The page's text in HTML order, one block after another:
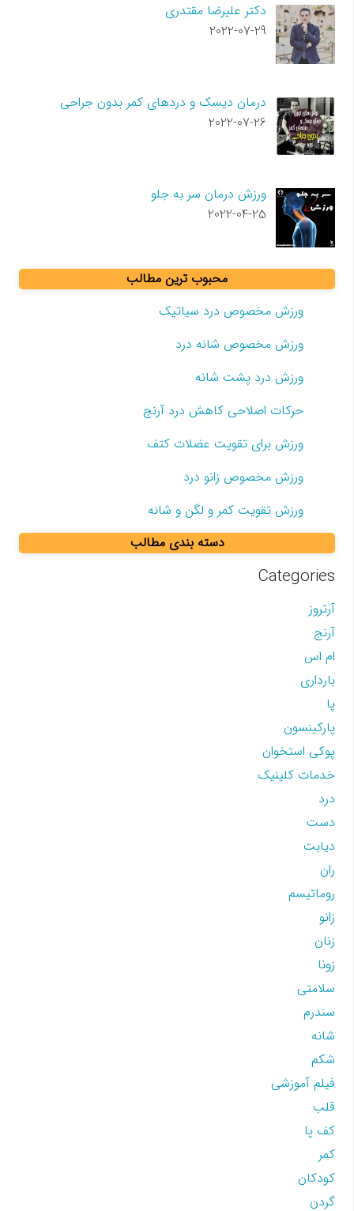
دکتر علیرضا مقتدری
2022-07-29
درمان دیسک و دردهای کمر بدون جراحی
2022-07-26
ورزش درمان سر به جلو
2022-04-25
محبوب ترین مطالب
ورزش مخصوص درد سیاتیک
ورزش مخصوص شانه درد
ورزش درد پشت شانه
حرکات اصلاحی کاهش درد آرنج
ورزش برای تقویت عضلات کتف
ورزش مخصوص زانو درد
ورزش تقویت کمر و لگن و شانه
دسته بندی مطالب
Categories
آرتروز
آرنج
ام اس
بارداری
پا
پارکینسون
پوکی استخوان
خدمات کلینیک
درد
دست
دیابت
ران
روماتیسم
زانو
زنان
زونا
سلامتی
سندرم
شانه
شکم
فیلم آموزشی
قلب
کف پا
کمر
کودکان
گردن